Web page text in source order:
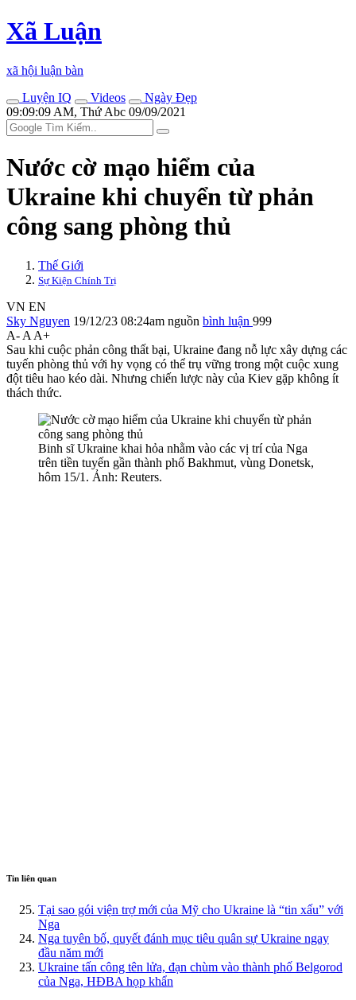
Xã Luận
xã hội luận bàn
Luyện IQ
Videos
Ngày Đẹp
09:09:09 AM, Thứ Abc 09/09/2021
Nước cờ mạo hiểm của
Ukraine khi chuyển từ phản
công sang phòng thủ
Thế Giới
Sự Kiện Chính Trị
VN EN
Sky Nguyen 19/12/23 08:24am nguồn bình luận 999
A- A A+
Sau khi cuộc phản công thất bại, Ukraine đang nỗ lực xây dựng các
tuyến phòng thủ với hy vọng có thể trụ vững trong một cuộc xung
đột tiêu hao kéo dài. Nhưng chiến lược này của Kiev gặp không ít
thách thức.
Binh sĩ Ukraine khai hỏa nhằm vào các vị trí của Nga
trên tiền tuyến gần thành phố Bakhmut, vùng Donetsk,
hôm 15/1. Ảnh: Reuters.
Tin liên quan
Tại sao gói viện trợ mới của Mỹ cho Ukraine là “tin xấu” với
Nga
Nga tuyên bố, quyết đánh mục tiêu quân sự Ukraine ngay
đầu năm mới
Ukraine tấn công tên lửa, đạn chùm vào thành phố Belgorod
của Nga, HĐBA họp khẩn